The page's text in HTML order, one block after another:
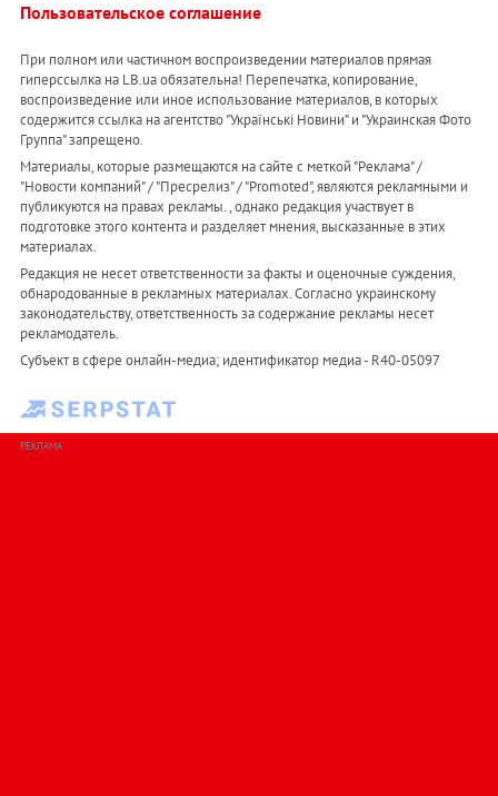
Пользовательское соглашение
При полном или частичном воспроизведении материалов прямая
гиперссылка на LB.ua обязательна! Перепечатка, копирование,
воспроизведение или иное использование материалов, в которых
содержится ссылка на агентство "Українськi Новини" и "Украинская Фото
Группа" запрещено.
Материалы, которые размещаются на сайте с меткой "Реклама" /
"Новости компаний" / "Пресрелиз" / "Promoted", являются рекламными и
публикуются на правах рекламы. , однако редакция участвует в
подготовке этого контента и разделяет мнения, высказанные в этих
материалах.
Редакция не несет ответственности за факты и оценочные суждения,
обнародованные в рекламных материалах. Согласно украинскому
законодательству, ответственность за содержание рекламы несет
рекламодатель.
Субъект в сфере онлайн-медиа; идентификатор медиа - R40-05097
РЕКЛАМА